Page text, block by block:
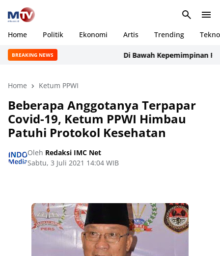
Home Politik Ekonomi Artis Trending Tekno
BREAKING NEWS Di Bawah Kepemimpinan Rudi
Home Ketum PPWI
Beberapa Anggotanya Terpapar
Covid-19, Ketum PPWI Himbau
Patuhi Protokol Kesehatan
Oleh Redaksi IMC Net
Sabtu, 3 Juli 2021 14:04 WIB